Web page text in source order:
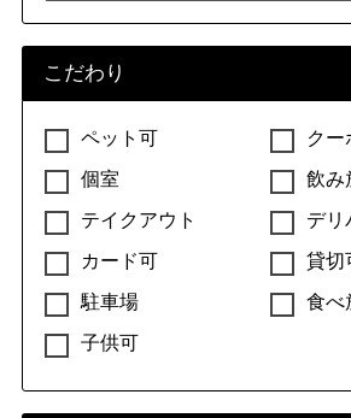
こだわり
ペット可
クー
個室
飲み
テイクアウト
デリ
カード可
貸切
駐車場
食べ
子供可